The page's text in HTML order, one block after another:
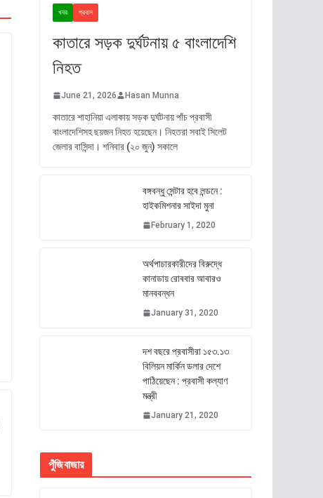
খবর প্রবাস
কাতারে সড়ক দুর্ঘটনায় ৫ বাংলাদেশি
নিহত
June 21, 2026 Hasan Munna
কাতারে শাহানিয়া এলাকায় সড়ক দুর্ঘটনায় পাঁচ প্রবাসী
বাংলাদেশিসহ ছয়জন নিহত হয়েছেন। নিহতরা সবাই সিলেট
জেলার বাসিন্দা। শনিবার (২০ জুন) সকালে
বঙ্গবন্ধু সেন্টার হবে লন্ডনে :
হাইকমিশনার সাইদা মুনা
February 1, 2020
অর্থপাচারকারীদের বিরুদ্ধে
কানাডায় রোববার আবারও
মানববন্ধন
January 31, 2020
দশ বছরে প্রবাসীরা ১৫৩.১৩
বিলিয়ন মার্কিন ডলার দেশে
পাঠিয়েছেন : প্রবাসী কল্যাণ
মন্ত্রী
January 21, 2020
পুঁজিবাজার